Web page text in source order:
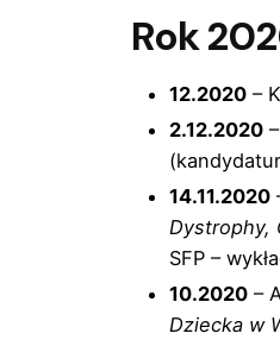
Rok
12.2020 –
2.12.2020
14.11.2020
Dystrophy,
SFP –
10.2020 –
Dziecka w